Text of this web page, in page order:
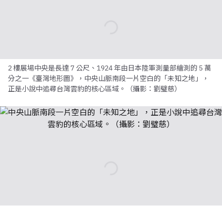
2 樓展場中央是長達 7 公尺、1924 年由日本陸軍測量部繪測的 5 萬
分之一《臺灣地形圖》，中央山脈南段一片空白的「未知之地」，
正是小說中追尋台灣雲豹的核心區域。（攝影：劉璧慈）